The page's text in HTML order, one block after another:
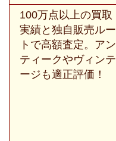
100万点以上の買取
実績と独自販売ルー
トで高額査定。アン
ティークやヴィンテ
ージも適正評価！